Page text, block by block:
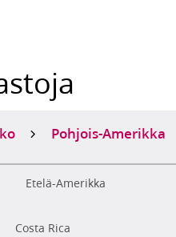
Pohjois-Amerikka
Etelä-Amerikka
Costa Rica